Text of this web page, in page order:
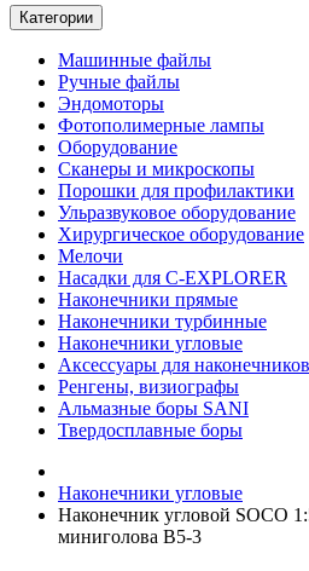
Категории
Машинные файлы
Ручные файлы
Эндомоторы
Фотополимерные лампы
Оборудование
Сканеры и микроскопы
Порошки для профилактики
Ульразвуковое оборудование
Хирургическое оборудование
Мелочи
Насадки для C-EXPLORER
Наконечники прямые
Наконечники турбинные
Наконечники угловые
Аксессуары для наконечников
Ренгены, визиографы
Альмазные боры SANI
Твердосплавные боры
Наконечники угловые
Наконечник угловой SOCO
миниголова B5-3